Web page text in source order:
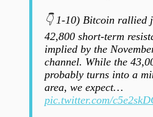
👇 1-10) Bitcoin rallied
42,800 short-term
implied by the
channel. While the
probably turns into a
area, we expect…
pic.twitter.com/